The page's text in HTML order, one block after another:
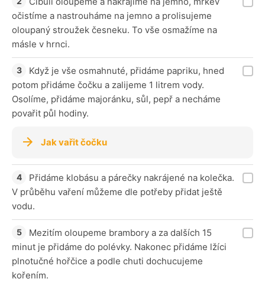
očistíme a nastrouháme na jemno a prolisujeme
oloupaný stroužek česneku. To vše osmažíme na
másle v hrnci.
Když je vše osmahnuté, přidáme papriku, hned
potom přidáme čočku a zalijeme 1 litrem vody.
Osolíme, přidáme majoránku, sůl, pepř a necháme
povařit půl hodiny.
Jak vařit čočku
Přidáme klobásu a párečky nakrájené na kolečka.
V průběhu vaření můžeme dle potřeby přidat ještě
vodu.
Mezitím oloupeme brambory a za dalších 15
minut je přidáme do polévky. Nakonec přidáme lžíci
plnotučné hořčice a podle chuti dochucujeme
kořením.